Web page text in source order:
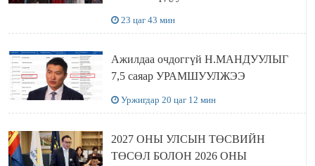
23 цаг 43 мин
Ажилдаа очдоггүй Н.МАНДУУЛЫГ
7,5 саяар УРАМШУУЛЖЭЭ
Уржигдар 20 цаг 12 мин
2027 ОНЫ УЛСЫН ТӨСВИЙН
ТӨСӨЛ БОЛОН 2026 ОНЫ